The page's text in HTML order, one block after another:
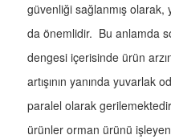
güvenliği sağlanmış olarak,
da önemlidir. Bu anlamda
dengesi içerisinde ürün
artışının yanında yuvarlak
paralel olarak
ürünler orman ürünü